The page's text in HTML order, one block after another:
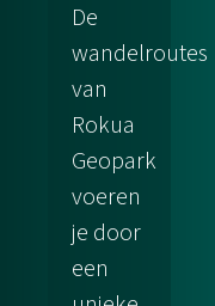
De
wandelroutes
van
Rokua
Geopark
voeren
je door
een